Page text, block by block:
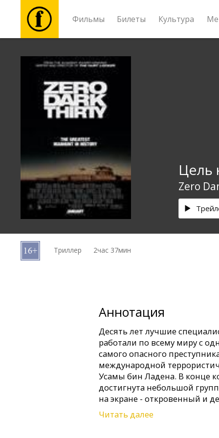
Фильмы Билеты Культура
Билеты
Культура
Мероприятия
Новости
Подарки
B2B
Цель
Zero
Триллер 2час 37мин
Аннотация
Десять лет лучшие
работали по всему миру с
самого опасного
международной
Усамы бин Ладена. В конце
достигнута небольшой
на экране - откровенный и
операции.
Читать далее